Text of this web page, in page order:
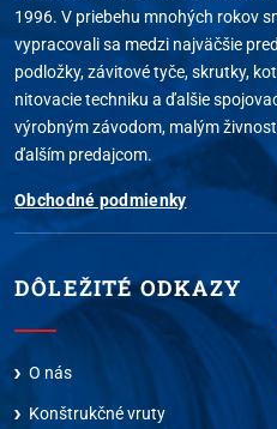
1996. V priebehu mnohých rokov
vypracovali sa medzi najväčšie
podložky, závitové tyče, skrutky,
nitovacie techniku a ďalšie
výrobným závodom, malým
ďalším predajcom.
Obchodné podmienky
DÔLEŽITÉ ODKAZY
O nás
Konštrukčné vruty